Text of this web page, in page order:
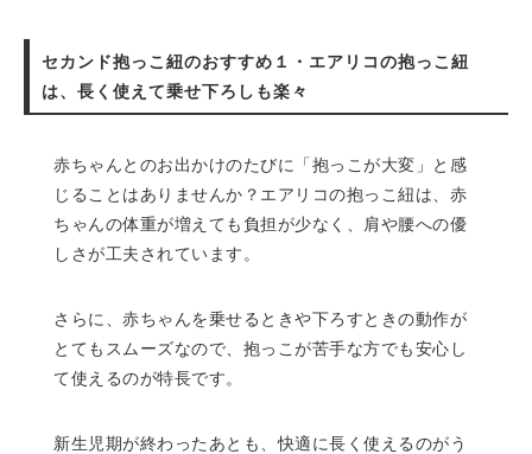
セカンド抱っこ紐のおすすめ１・エアリコの抱っこ紐
は、長く使えて乗せ下ろしも楽々
赤ちゃんとのお出かけのたびに「抱っこが大変」と感
じることはありませんか？エアリコの抱っこ紐は、赤
ちゃんの体重が増えても負担が少なく、肩や腰への優
しさが工夫されています。
さらに、赤ちゃんを乗せるときや下ろすときの動作が
とてもスムーズなので、抱っこが苦手な方でも安心し
て使えるのが特長です。
新生児期が終わったあとも、快適に長く使えるのがう